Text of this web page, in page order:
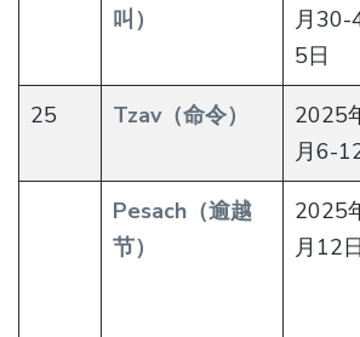
叫）
月30-
5日
25 Tzav（命令）
2025
月6-
Pesach（逾越
节）
2025
月12日